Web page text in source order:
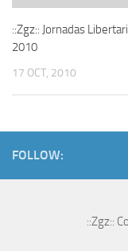
::Zgz:: Jornadas
2010
17 OCT, 2010
FOLLOW:
::Zgz::